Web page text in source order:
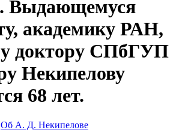
Выдающемуся
академику РАН,
доктору СПбГУП
Некипелову
68 лет.
Об А. Д. Некипелове